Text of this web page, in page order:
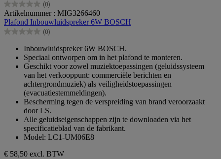
(0)
0.0
van
de
5
Artikelnummer : MIG3266460
Plafond Inbouwluidspreker 6W BOSCH
(0)
0.0
sterren.
Inbouwluidspreker 6W BOSCH.
Speciaal ontworpen om in het plafond te monteren.
Geschikt voor zowel muziektoepassingen (geluidssysteem
van het verkooppunt: commerciële berichten en
achtergrondmuziek) als veiligheidstoepassingen
(evacuatiestemmeldingen).
Bescherming tegen de verspreiding van brand veroorzaakt
door LS.
Alle geluidseigenschappen zijn te downloaden via het
specificatieblad van de fabrikant.
Model: LC1-UM06E8
€ 58,50 excl. BTW